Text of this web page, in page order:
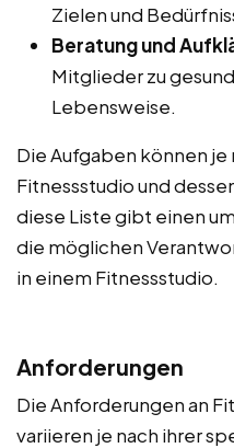
Zielen und
Beratung und
Mitglieder zu
Lebensweise.
Die Aufgaben können
Fitnessstudio und
diese Liste gibt einen
die möglichen
in einem Fitnessstudio.
Anforderungen
Die Anforderungen an
variieren je nach ihrer